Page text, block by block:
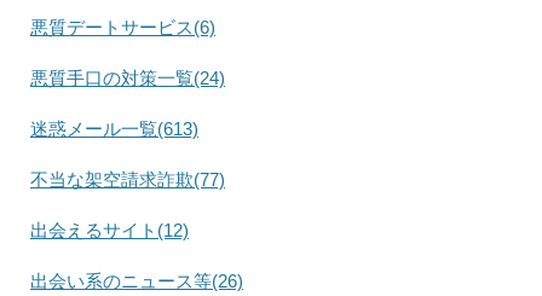
悪質デートサービス(6)
悪質手口の対策一覧(24)
迷惑メール一覧(613)
不当な架空請求詐欺(77)
出会えるサイト(12)
出会い系のニュース等(26)